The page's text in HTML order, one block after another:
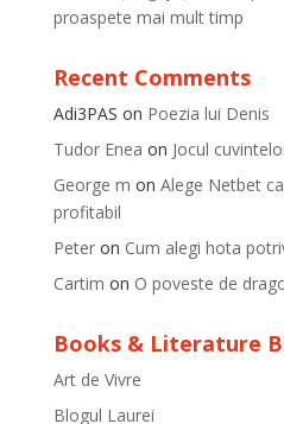
proaspete mai mult timp
Recent Comments
Adi3PAS on Poezia lui Denis
Tudor Enea on Jocul
George m on Alege Netbet
profitabil
Peteron Cum alegi hota
Cartim on O poveste de
Books & Literature
Art de Vivre
Blogul Laurei